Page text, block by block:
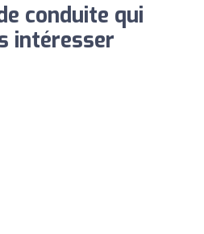
conduite qui
intéresser